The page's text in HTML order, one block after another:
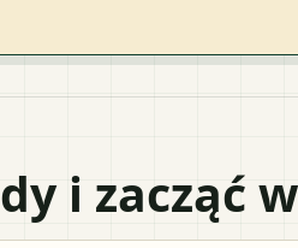
i zacząć